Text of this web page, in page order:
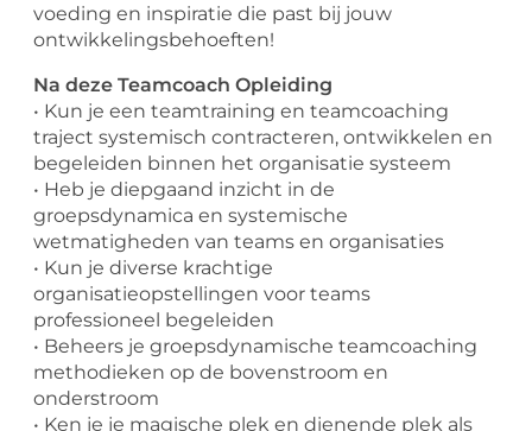
voeding en inspiratie die past bij jouw
ontwikkelingsbehoeften!
Na deze Teamcoach Opleiding
• Kun je een teamtraining en teamcoaching
traject systemisch contracteren, ontwikkelen en
begeleiden binnen het organisatie systeem
• Heb je diepgaand inzicht in de
groepsdynamica en systemische
wetmatigheden van teams en organisaties
• Kun je diverse krachtige
organisatieopstellingen voor teams
professioneel begeleiden
• Beheers je groepsdynamische teamcoaching
methodieken op de bovenstroom en
onderstroom
• Ken je je magische plek en dienende plek als